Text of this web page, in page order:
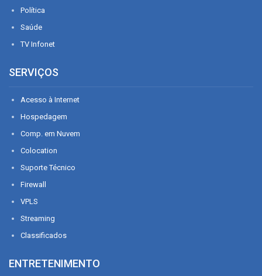
Política
Saúde
TV Infonet
SERVIÇOS
Acesso à Internet
Hospedagem
Comp. em Nuvem
Colocation
Suporte Técnico
Firewall
VPLS
Streaming
Classificados
ENTRETENIMENTO